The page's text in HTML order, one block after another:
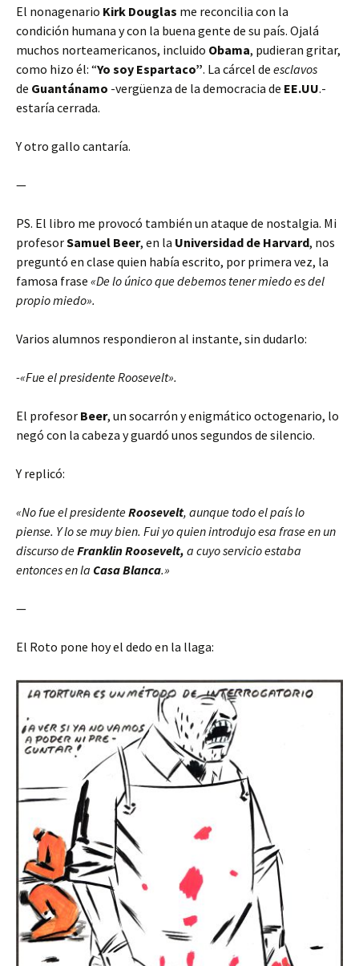
El nonagenario Kirk Douglas me reconcilia con la
condición humana y con la buena gente de su país. Ojalá
muchos norteamericanos, incluido Obama, pudieran gritar,
como hizo él: “Yo soy Espartaco”. La cárcel de esclavos
de Guantánamo -vergüenza de la democracia de EE.UU.-
estaría cerrada.
Y otro gallo cantaría.
—
PS. El libro me provocó también un ataque de nostalgia. Mi
profesorSamuel Beer, en la Universidad de Harvard, nos
preguntó en clase quien había escrito, por primera vez, la
famosa frase «De lo único que debemos tener miedo es del
propio miedo».
Varios alumnos respondieron al instante, sin dudarlo:
-«Fue el presidente Roosevelt».
El profesor Beer, un socarrón y enigmático octogenario, lo
negó con la cabeza y guardó unos segundos de silencio.
Y replicó:
«No fue el presidenteRoosevelt, aunque todo el país lo
piense. Y lo se muy bien. Fui yo quien introdujo esa frase en un
discurso deFranklin Roosevelt, a cuyo servicio estaba
entonces en la Casa Blanca.»
—
El Roto pone hoy el dedo en la llaga: